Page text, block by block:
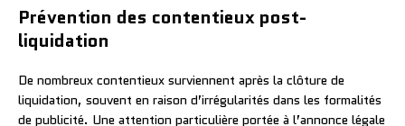
Prévention des contentieux post-
liquidation
De nombreux contentieux surviennent après la clôture de
liquidation, souvent en raison d’irrégularités dans les formalités
de publicité. Une attention particulière portée à l’annonce légale